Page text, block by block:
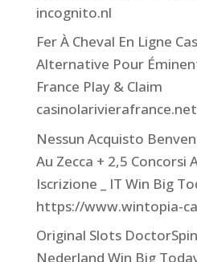
incognito.nl
Fer À Cheval En Ligne
Alternative Pour
France Play & Claim
casinolarivierafrance.net
Nessun Acquisto
Au Zecca + 2,5 Concorsi
Iscrizione _ IT Win Big
https://www.wintopia-
Original Slots
Nederland Win Big